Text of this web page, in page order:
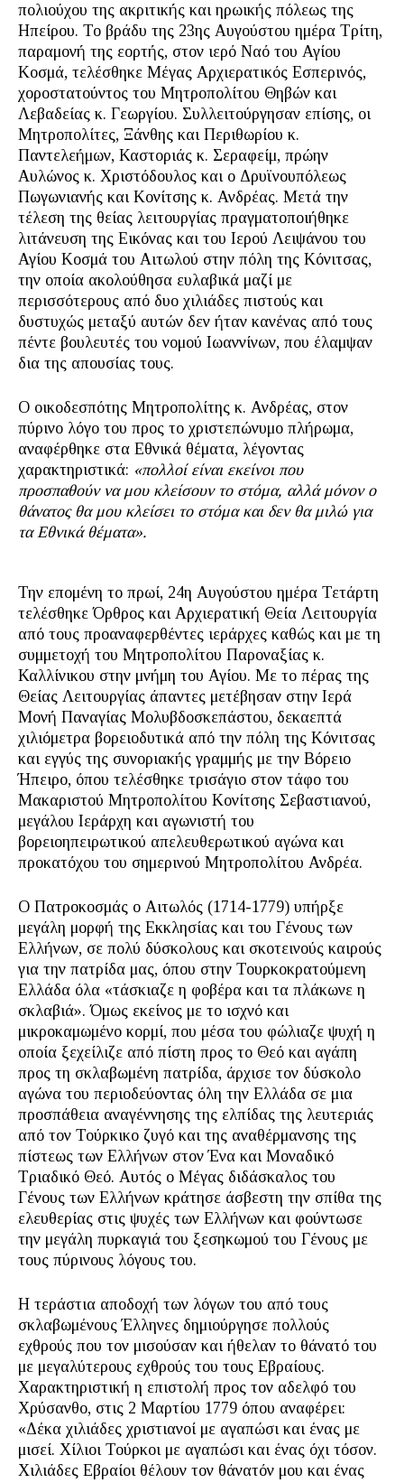
πολιούχου της ακριτικής και ηρωικής πόλεως της
Ηπείρου. Το βράδυ της 23ης Αυγούστου ημέρα Τρίτη,
παραμονή της εορτής, στον ιερό Ναό του Αγίου
Κοσμά, τελέσθηκε Μέγας Αρχιερατικός Εσπερινός,
χοροστατούντος του Μητροπολίτου Θηβών και
Λεβαδείας κ. Γεωργίου. Συλλειτούργησαν επίσης, οι
Μητροπολίτες, Ξάνθης και Περιθωρίου κ.
Παντελεήμων, Καστοριάς κ. Σεραφείμ, πρώην
Αυλώνος κ. Χριστόδουλος και ο Δρυϊνουπόλεως
Πωγωνιανής και Κονίτσης κ. Ανδρέας. Μετά την
τέλεση της θείας λειτουργίας πραγματοποιήθηκε
λιτάνευση της Εικόνας και του Ιερού Λειψάνου του
Αγίου Κοσμά του Αιτωλού στην πόλη της Κόνιτσας,
την οποία ακολούθησα ευλαβικά μαζί με
περισσότερους από δυο χιλιάδες πιστούς και
δυστυχώς μεταξύ αυτών δεν ήταν κανένας από τους
πέντε βουλευτές του νομού Ιωαννίνων, που έλαμψαν
δια της απουσίας τους.
Ο οικοδεσπότης Μητροπολίτης κ. Ανδρέας, στον
πύρινο λόγο του προς το χριστεπώνυμο πλήρωμα,
αναφέρθηκε στα Εθνικά θέματα, λέγοντας
χαρακτηριστικά: «πολλοί είναι εκείνοι που
προσπαθούν να μου κλείσουν το στόμα, αλλά μόνον ο
θάνατος θα μου κλείσει το στόμα και δεν θα μιλώ για
τα Εθνικά θέματα».
Την επομένη το πρωί, 24η Αυγούστου ημέρα Τετάρτη
τελέσθηκε Όρθρος και Αρχιερατική Θεία Λειτουργία
από τους προαναφερθέντες ιεράρχες καθώς και με τη
συμμετοχή του Μητροπολίτου Παροναξίας κ.
Καλλίνικου στην μνήμη του Αγίου. Με το πέρας της
Θείας Λειτουργίας άπαντες μετέβησαν στην Ιερά
Μονή Παναγίας Μολυβδοσκεπάστου, δεκαεπτά
χιλιόμετρα βορειοδυτικά από την πόλη της Κόνιτσας
και εγγύς της συνοριακής γραμμής με την Βόρειο
Ήπειρο, όπου τελέσθηκε τρισάγιο στον τάφο του
Μακαριστού Μητροπολίτου Κονίτσης Σεβαστιανού,
μεγάλου Ιεράρχη και αγωνιστή του
βορειοηπειρωτικού απελευθερωτικού αγώνα και
προκατόχου του σημερινού Μητροπολίτου Ανδρέα.
Ο Πατροκοσμάς ο Αιτωλός (1714-1779) υπήρξε
μεγάλη μορφή της Εκκλησίας και του Γένους των
Ελλήνων, σε πολύ δύσκολους και σκοτεινούς καιρούς
για την πατρίδα μας, όπου στην Τουρκοκρατούμενη
Ελλάδα όλα «τάσκιαζε η φοβέρα και τα πλάκωνε η
σκλαβιά». Όμως εκείνος με το ισχνό και
μικροκαμωμένο κορμί, που μέσα του φώλιαζε ψυχή η
οποία ξεχείλιζε από πίστη προς το Θεό και αγάπη
προς τη σκλαβωμένη πατρίδα, άρχισε τον δύσκολο
αγώνα του περιοδεύοντας όλη την Ελλάδα σε μια
προσπάθεια αναγέννησης της ελπίδας της λευτεριάς
από τον Τούρκικο ζυγό και της αναθέρμανσης της
πίστεως των Ελλήνων στον Ένα και Μοναδικό
Τριαδικό Θεό. Αυτός ο Μέγας διδάσκαλος του
Γένους των Ελλήνων κράτησε άσβεστη την σπίθα της
ελευθερίας στις ψυχές των Ελλήνων και φούντωσε
την μεγάλη πυρκαγιά του ξεσηκωμού του Γένους με
τους πύρινους λόγους του.
Η τεράστια αποδοχή των λόγων του από τους
σκλαβωμένους Έλληνες δημιούργησε πολλούς
εχθρούς που τον μισούσαν και ήθελαν το θάνατό του
με μεγαλύτερους εχθρούς του τους Εβραίους.
Χαρακτηριστική η επιστολή προς τον αδελφό του
Χρύσανθο, στις 2 Μαρτίου 1779 όπου αναφέρει:
«Δέκα χιλιάδες χριστιανοί με αγαπώσι και ένας με
μισεί. Χίλιοι Τούρκοι με αγαπώσι και ένας όχι τόσον.
Χιλιάδες Εβραίοι θέλουν τον θάνατόν μου και ένας